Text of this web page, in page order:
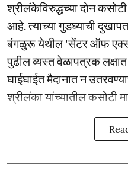
श्रीलंकेविरुद्धच्या दोन
आहे. त्याच्या गुडघ्याची
बंगळुरू येथील 'सेंटर ऑफ
पुढील व्यस्त वेळापत्रक लक्षात
घाईघाईत मैदानात न
श्रीलंका यांच्यातील कसोटी